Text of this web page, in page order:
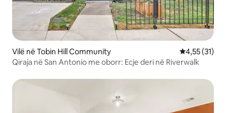
Vilë në Tobin Hill Community Vlerësimi
4,55 (31)
Qiraja në San Antonio me oborr: Ecje deri në Riverwalk